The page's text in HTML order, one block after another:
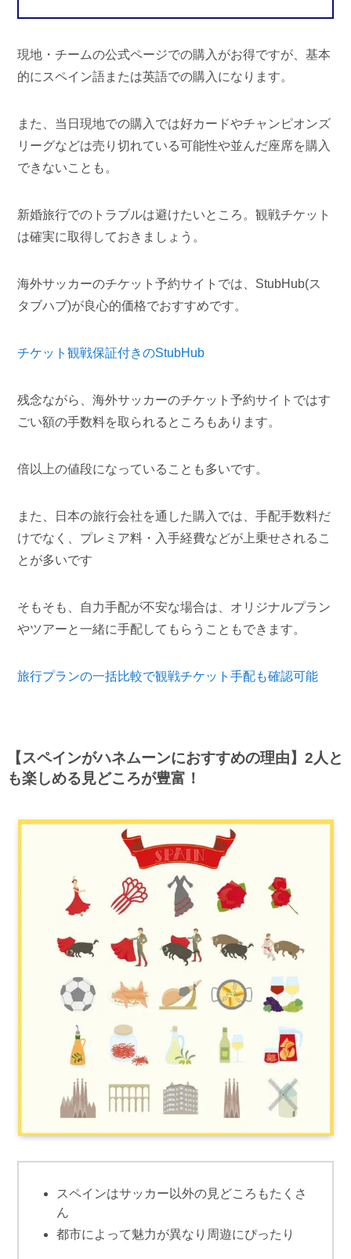
現地・チームの公式ページでの購入がお得ですが、基本
的に スペイン語または英語での購入 になります。
また、当日現地での購入では好カードやチャンピオンズ
リーグなどは売り切れている可能性や並んだ座席を購入
できないことも。
新婚旅行でのトラブルは避けたいところ。観戦チケット
は確実に取得しておきましょう。
海外サッカーのチケット予約サイトでは、StubHub(ス
タブハブ)が良心的価格でおすすめです。
チケット観戦保証付きのStubHub
残念ながら、海外サッカーのチケット予約サイトではす
ごい額の手数料を取られるところもあります。
倍以上の値段になっていることも多いです。
また、日本の旅行会社を通した購入では、手配手数料だ
けでなく、プレミア料・入手経費などが上乗せされるこ
とが多いです
そもそも、自力手配が不安な場合は、オリジナルプラン
やツアーと一緒に手配してもらうこともできます。
旅行プランの一括比較で観戦チケット手配も確認可能
【スペインがハネムーンにおすすめの理由】2人と
も楽しめる見どころが豊富！
スペインはサッカー以外の見どころもたくさ
ん
都市によって魅力が異なり周遊にぴったり